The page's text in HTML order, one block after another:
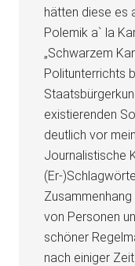
hätten diese es
Polemik a` la
„Schwarzem
Politunterrichts
existierenden
deutlich vor
Journalistische
(Er-
von Personen
schöner
nach einiger